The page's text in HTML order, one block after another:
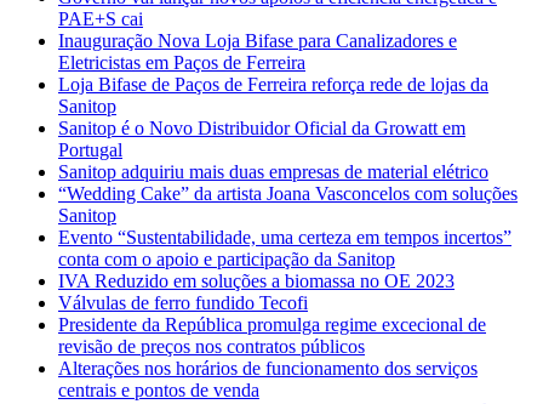
PAE+S cai
Inauguração Nova Loja Bifase para Canalizadores e
Eletricistas em Paços de Ferreira
Loja Bifase de Paços de Ferreira reforça rede de lojas da
Sanitop
Sanitop é o Novo Distribuidor Oficial da Growatt em
Portugal
Sanitop adquiriu mais duas empresas de material elétrico
“Wedding Cake” da artista Joana Vasconcelos com soluções
Sanitop
Evento “Sustentabilidade, uma certeza em tempos incertos”
conta com o apoio e participação da Sanitop
IVA Reduzido em soluções a biomassa no OE 2023
Válvulas de ferro fundido Tecofi
Presidente da República promulga regime excecional de
revisão de preços nos contratos públicos
Alterações nos horários de funcionamento dos serviços
centrais e pontos de venda